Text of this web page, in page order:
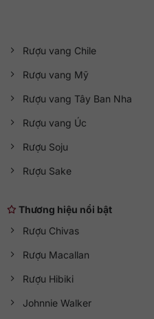
hotline
Rượu vang Chile
Rượu vang Mỹ
Rượu vang Tây Ban Nha
Rượu vang Úc
Rượu Soju
Rượu Sake
Thương hiệu nổi bật
Rượu Chivas
Rượu Macallan
Rượu Hibiki
Johnnie Walker